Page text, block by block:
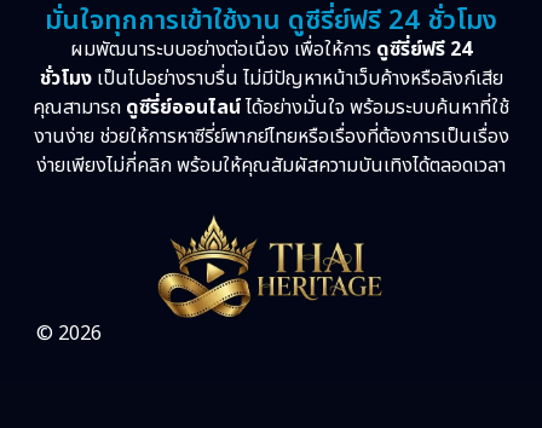
มั่นใจทุกการเข้าใช้งาน ดูซีรี่ย์ฟรี 24 ชั่วโมง
ผมพัฒนาระบบอย่างต่อเนื่อง เพื่อให้การ ดูซีรี่ย์ฟรี 24
ชั่วโมงเป็นไปอย่างราบรื่น ไม่มีปัญหาหน้าเว็บค้างหรือลิงก์เสีย
คุณสามารถ ดูซีรี่ย์ออนไลน์ได้อย่างมั่นใจ พร้อมระบบค้นหาที่ใช้
งานง่าย ช่วยให้การหาซีรี่ย์พากย์ไทยหรือเรื่องที่ต้องการเป็นเรื่อง
ง่ายเพียงไม่กี่คลิก พร้อมให้คุณสัมผัสความบันเทิงได้ตลอดเวลา
© 2026